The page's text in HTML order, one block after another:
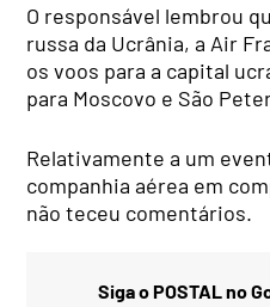
O responsável lembrou
russa da Ucrânia, a Air
os voos para a capital
para Moscovo e São
Relativamente a um
companhia aérea em
não teceu comentários.
Siga o POSTAL no